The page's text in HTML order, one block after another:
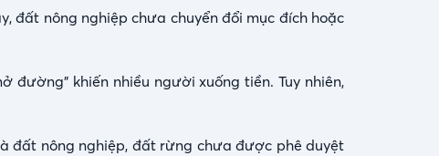
đất nông nghiệp chưa chuyển đổi mục đích hoặc
đường” khiến nhiều người xuống tiền. Tuy nhiên,
đất nông nghiệp, đất rừng chưa được phê duyệt